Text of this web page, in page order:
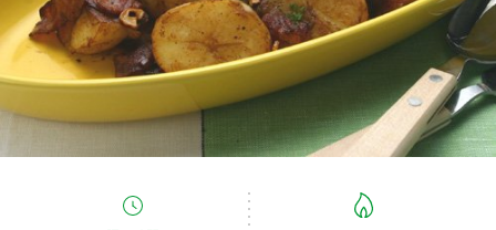
みりん風・料理酒 鍋用調味料
たれ
ブランド・スペシャルサイト トップ
商品ブランドサイト
Fibee（ファイビー）
くらしプラ酢
カンタン酢
お酢ドリンク
企業情報
国内事業概要